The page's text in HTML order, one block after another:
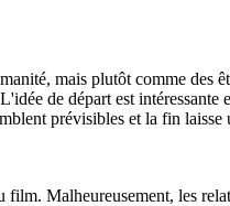
mais plutôt comme des
de départ est
prévisibles et la fin
Malheureusement, les